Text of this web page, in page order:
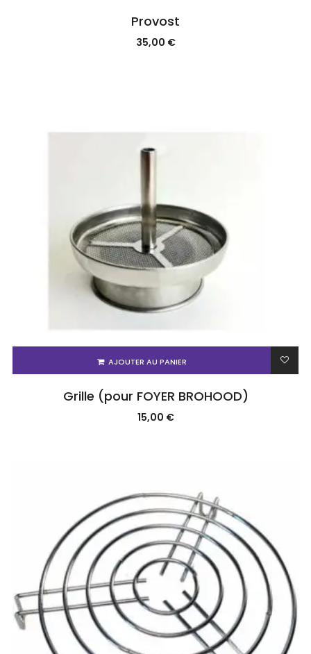
Provost
35,00 €
AJOUTER AU PANIER
Grille (pour FOYER BROHOOD)
15,00 €